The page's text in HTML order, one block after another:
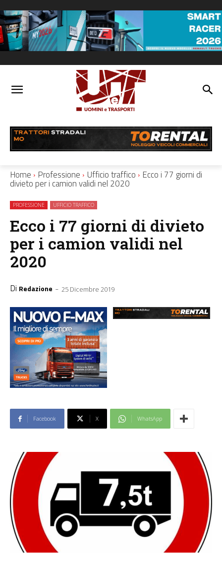
Home Professione Ufficio traffico Ecco i 77 giorni di
divieto per i camion validi nel 2020
PROFESSIONE UFFICIO TRAFFICO
Ecco i 77 giorni di divieto
per i camion validi nel
2020
Di Redazione - 25 Dicembre 2019
Facebook X WhatsApp